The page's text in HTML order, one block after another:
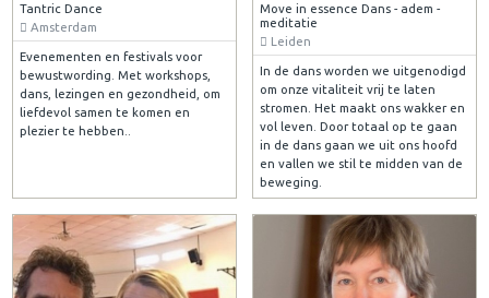
Tantric Dance
Amsterdam
Evenementen en festivals voor
bewustwording. Met workshops,
dans, lezingen en gezondheid, om
liefdevol samen te komen en
plezier te hebben..
Move in essence Dans - adem -
meditatie
Leiden
In de dans worden we uitgenodigd
om onze vitaliteit vrij te laten
stromen. Het maakt ons wakker en
vol leven. Door totaal op te gaan
in de dans gaan we uit ons hoofd
en vallen we stil te midden van de
beweging.